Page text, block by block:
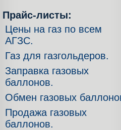
Прайс-листы:
Цены на газ по всем
АГЗС.
Газ для газгольдеров.
Заправка газовых
баллонов.
Обмен газовых
Продажа газовых
баллонов.